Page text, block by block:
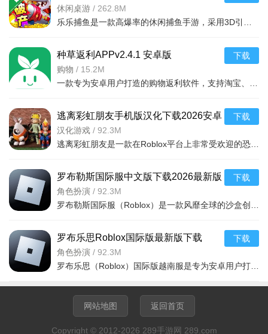
场景搭建：左侧工具栏点击“场景”，选择基础地图，拖拽调整
位置，添加道具;
角色设置：点击“角色”，选择预设角色或导入自定义头像，设
置角色移动速度、生命值、攻击方式;
规则设置：点击“脚本”，添加“触发事件”，无需代码，通过下
Step4：编辑完成后，点击右上角“保存”，再点击“发布”，设置
作品标签，即可发布至平台社区。
点击屏幕右下角“我的”，进入个人资料页面;
点击左上角头像图标，头像放大后点击“更换头像”;
选择头像来源：
手绘头像：使用APP内置绘图工具绘制，支持调整画笔颜
色、粗细，绘制完成后点击“保存”;
导入图片：点击“导入图片”，从手机相册选择图片，裁剪至合
适尺寸后点击“完成”，头像即可更新。
鱼手游
休闲桌游 / 262.8M
种草返利APPv2.4.1 安卓版
购物 / 15.2M
下载
逃离彩虹朋友手机版汉化下载2026安卓
免费版(Roblox)v2.732.1043汉化安卓版
汉化游戏 / 92.3M
下载
罗布勒斯国际服中文版下载2026最新版
（Roblox国际服）v2.732.1043最新安
卓版
角色扮演 / 92.3M
下载
罗布乐思Roblox国际版最新版下载
2026官方安卓版v2.732.1043国际版
角色扮演 / 92.3M
下载
网站地图 返回首页
Copyright © 2012-2026 289手游网 289.com